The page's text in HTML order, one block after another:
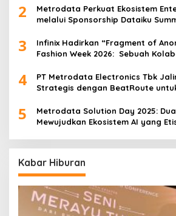
2
Metrodata Perkuat Ekosistem
melalui Sponsorship Dataiku
3
Infinix Hadirkan “Fragment of
Fashion Week 2026: Sebuah
Eksperimen Robotik ‘R.AT.S’ Lab
4
PT Metrodata Electronics Tbk
Strategis dengan BeatRoute
5
Metrodata Solution Day 2025:
Mewujudkan Ekosistem AI yang
Kabar Hiburan